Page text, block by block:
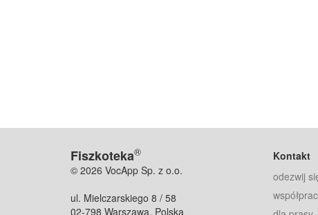
Fiszkoteka®
© 2026 VocApp Sp. z o.o.
ul. Mielczarskiego 8 / 58
02-798 Warszawa, Polska
Kontakt
odezwij